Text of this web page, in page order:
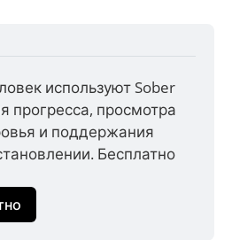
используют Sober
прогресса, просмотра
и поддержания
Бесплатно